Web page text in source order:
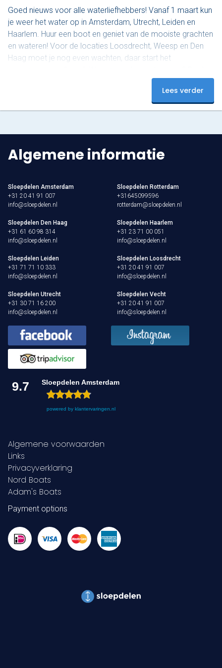
Goed nieuws voor alle waterliefhebbers! Vanaf 1 maart kun
je weer het water op in Amsterdam, Utrecht, Leiden en
Haarlem. Huur een boot en geniet van de mooiste grachten
en wateren! Voor de locaties Loosdrecht, Weesp en Den
Haag moet je nog even wachten, daar start het
nu en beleef een onvergetelijke start van het seizoen!
Lees verder
Algemene informatie
Sloepdelen Amsterdam
+31 20 41 91 007
info@sloepdelen.nl
Sloepdelen Rotterdam
+31645099596
rotterdam@sloepdelen.nl
Sloepdelen Den Haag
+31 61 60 98 314
info@sloepdelen.nl
Sloepdelen Haarlem
+31 23 71 00 051
info@sloepdelen.nl
Sloepdelen Leiden
+31 71 71 10 333
info@sloepdelen.nl
Sloepdelen Loosdrecht
+31 20 41 91 007
info@sloepdelen.nl
Sloepdelen Utrecht
+31 30 71 16 200
info@sloepdelen.nl
Sloepdelen Vecht
+31 20 41 91 007
info@sloepdelen.nl
9.7 Sloepdelen Amsterdam
powered by klantervaringen.nl
Algemene voorwaarden
Links
Privacyverklaring
Nord Boats
Adam's Boats
Payment options